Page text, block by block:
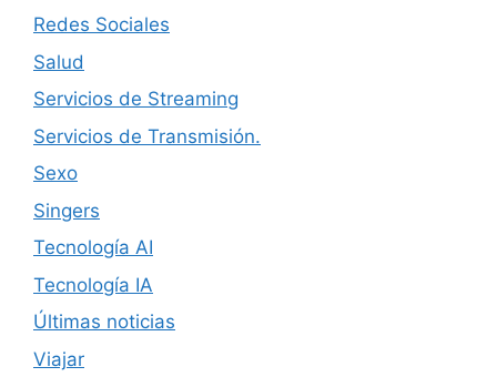
Redes Sociales
Salud
Servicios de Streaming
Servicios de Transmisión.
Sexo
Singers
Tecnología AI
Tecnología IA
Últimas noticias
Viajar